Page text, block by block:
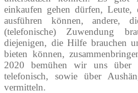
einkaufen gehen dürfen,
ausführen können, andere,
(telefonische) Zuwendung
diejenigen, die Hilfe brauchen
bieten können,
2020 bemühen wir uns über
telefonisch, sowie über
vermitteln.